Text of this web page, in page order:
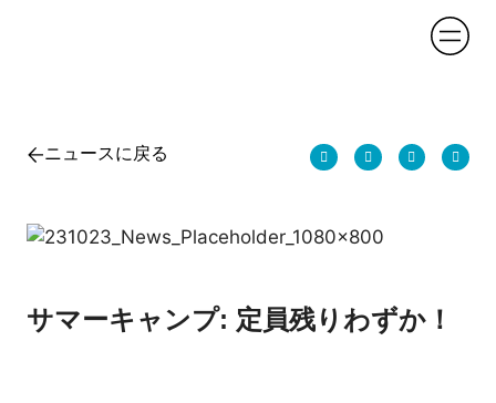
ニュースに戻る
サマーキャンプ: 定員残りわずか！